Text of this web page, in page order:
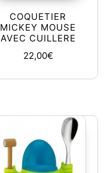
COQUETIER
MICKEY MOUSE
AVEC CUILLERE
22,00€